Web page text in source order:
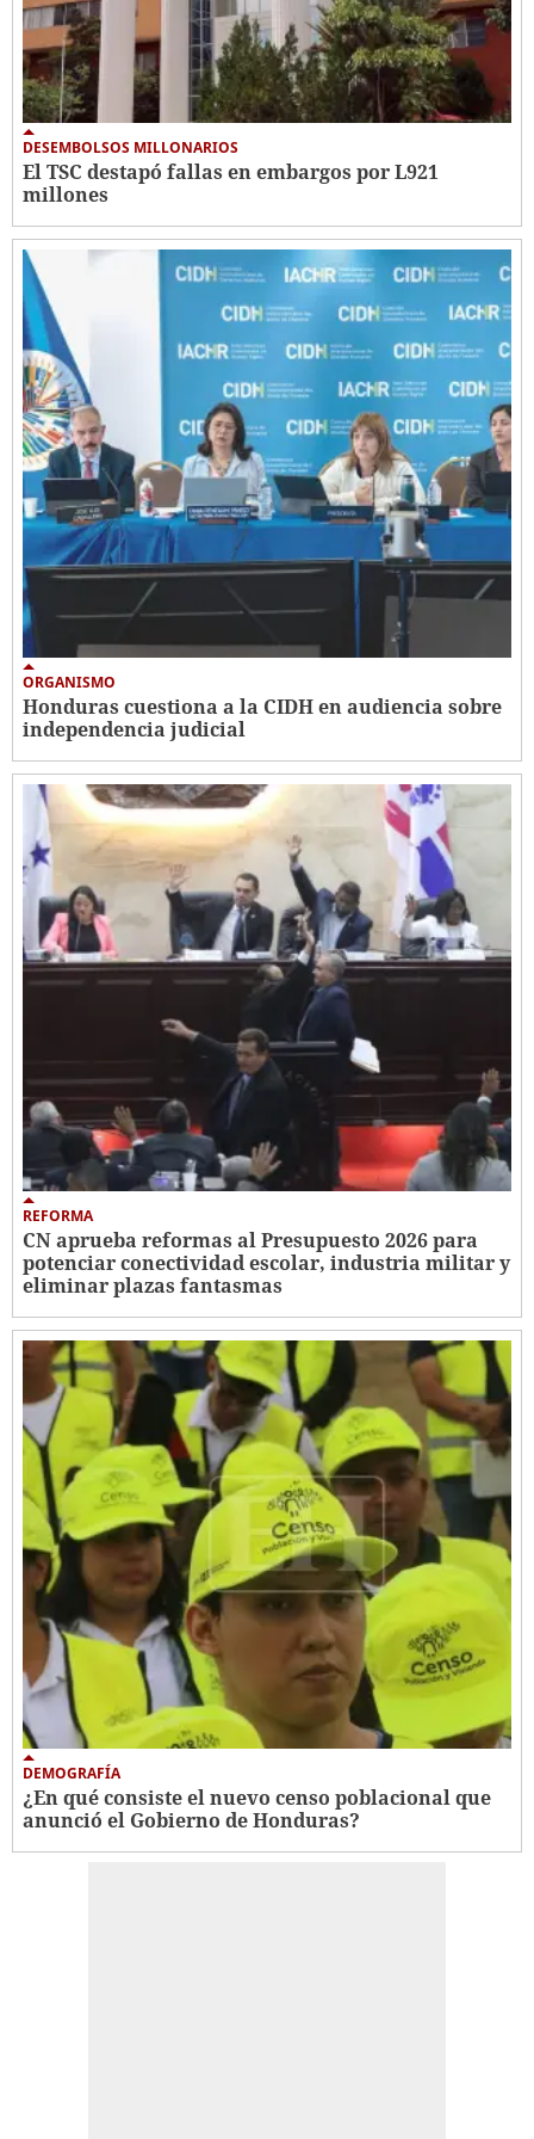
DESEMBOLSOS MILLONARIOS
El TSC destapó fallas en embargos por L921
millones
ORGANISMO
Honduras cuestiona a la CIDH en audiencia sobre
independencia judicial
REFORMA
CN aprueba reformas al Presupuesto 2026 para
potenciar conectividad escolar, industria militar y
eliminar plazas fantasmas
DEMOGRAFÍA
¿En qué consiste el nuevo censo poblacional que
anunció el Gobierno de Honduras?